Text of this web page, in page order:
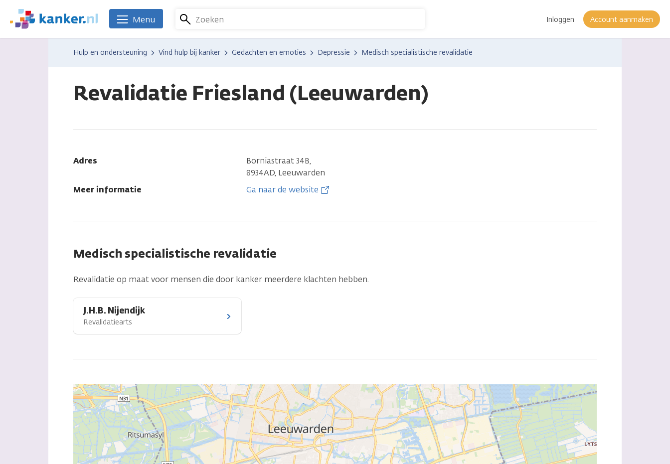
naar
We
zijn
Kanker.nl
Zoeken Inloggen Account aanmaken
Menu
Hulp en ondersteuning Vind hulp bij kanker Gedachten en emoties Depressie Medisch specialistische revalidatie
Revalidatie Friesland (Leeuwarden)
Adres
Borniastraat 34B,
8934AD, Leeuwarden
Meer informatie
Ga naar de website
Medisch specialistische revalidatie
Revalidatie op maat voor mensen die door kanker meerdere klachten hebben.
J.H.B. Nijendijk
Revalidatiearts